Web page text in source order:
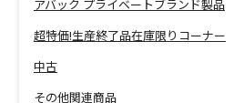
アバック プライベートブランド製品
超特価!生産終了品在庫限りコーナー
中古
その他関連商品